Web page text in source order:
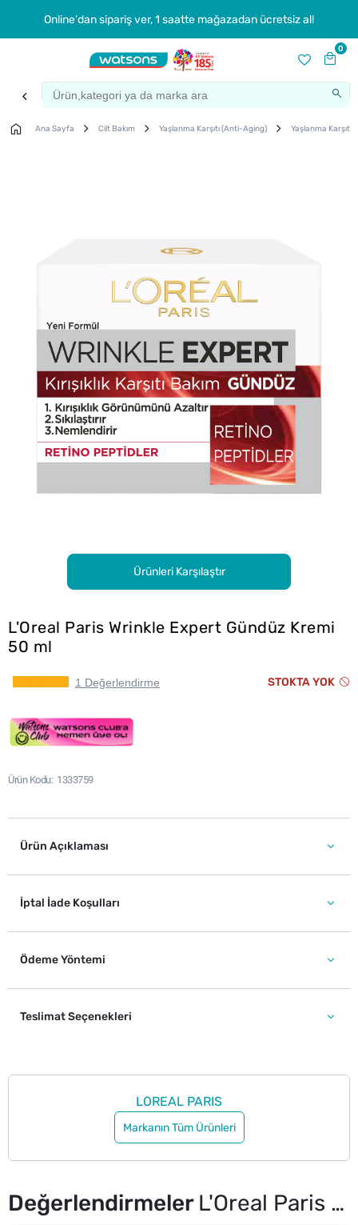
Online'dan sipariş ver, 1 saatte mağazadan ücretsiz al!
0
Ana Sayfa Cilt Bakım Yaşlanma Karşıtı (Anti-Aging) Yaşlanma Karşıtı
Ürünleri Karşılaştır
L'Oreal Paris Wrinkle Expert Gündüz Kremi
50 ml
1 Değerlendirme STOKTA YOK
Ürün Kodu 1333759
Ürün Açıklaması
İptal İade Koşulları
Ödeme Yöntemi
Teslimat Seçenekleri
LOREAL PARIS
Markanın Tüm Ürünleri
Değerlendirmeler L'Oreal Paris Wrinkle Expert Gündüz Kremi 50 ml